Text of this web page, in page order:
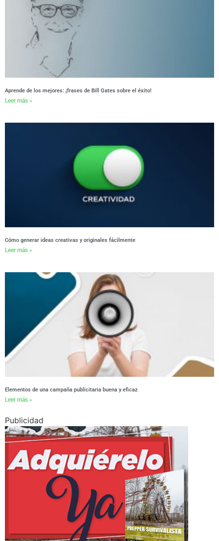
Aprende de los mejores: ¡frases de Bill Gates sobre el éxito!
Leer más »
Cómo generar ideas creativas y originales fácilmente
Leer más »
Elementos de una campaña publicitaria buena y eficaz
Leer más »
Publicidad